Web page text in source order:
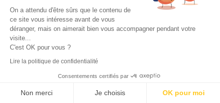
Cintia
Bonjour svp je besoin parle avec
On a attendu d'être sûrs que le contenu de
ce site vous intéresse avant de vous
déranger, mais on aimerait bien vous accompagner pendant votre
visite...
C'est OK pour vous ?
Lire la politique de confidentialité
Consentements certifiés par
Non merci Je choisis OK pour moi